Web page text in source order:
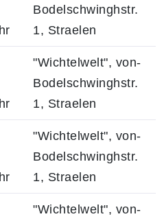
Bodelschwinghstr.
1, Straelen
"Wichtelwelt", von-
Bodelschwinghstr.
1, Straelen
"Wichtelwelt", von-
Bodelschwinghstr.
1, Straelen
"Wichtelwelt", von-